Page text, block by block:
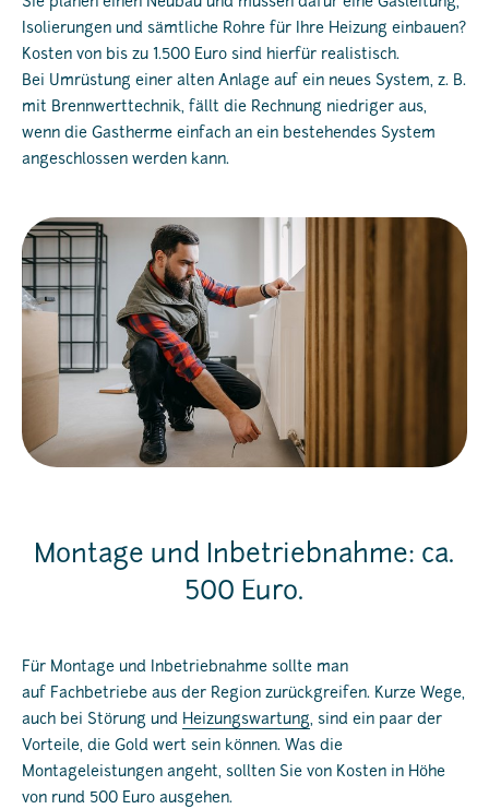
Isolierungen und sämtliche Rohre für Ihre Heizung einbauen?
Kosten von bis zu 1.500 Euro sind hierfür realistisch.
Bei Umrüstung einer alten Anlage auf ein neues System, z. B.
mit Brennwerttechnik, fällt die Rechnung niedriger aus,
wenn die Gastherme einfach an ein bestehendes System
angeschlossen werden kann.
Montage und Inbetriebnahme: ca.
500 Euro.
Für Montage und Inbetriebnahme sollte man
auf Fachbetriebe aus der Region zurückgreifen. Kurze Wege,
auch bei Störung und Heizungswartung, sind ein paar der
Vorteile, die Gold wert sein können. Was die
Montageleistungen angeht, sollten Sie von Kosten in Höhe
von rund 500 Euro ausgehen.